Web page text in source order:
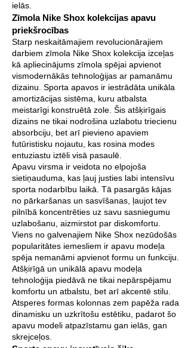
ielās.
Zīmola Nike Shox kolekcijas apavu
priekšrocības
Starp neskaitāmajiem revolucionārajiem
darbiem zīmola Nike Shox kolekcija izceļas
kā apliecinājums zīmola spējai apvienot
vismodernākās tehnoloģijas ar pamanāmu
dizainu. Sporta apavos ir iestrādāta unikāla
amortizācijas sistēma, kuru atbalsta
meistarīgi konstruētā zole. Šis atšķirīgais
dizains ne tikai nodrošina uzlabotu triecienu
absorbciju, bet arī pievieno apaviem
futūristisku nojautu, kas rosina modes
entuziastu iztēli visā pasaulē.
Apavu virsma ir veidota no elpojoša
sietiņauduma, kas ļauj justies labi intensīvu
sporta nodarbību laikā. Tā pasargās kājas
no pārkaršanas un sasvīšanas, ļaujot tev
pilnībā koncentrēties uz savu sasniegumu
uzlabošanu, aizmirstot par diskomfortu.
Viens no galvenajiem Nike Shox nezūdošās
popularitātes iemesliem ir apavu modeļa
spēja nemanāmi apvienot formu un funkciju.
Atšķirīgā un unikālā apavu modeļa
tehnoloģija piedāvā ne tikai nepārspējamu
komfortu un atbalstu, bet arī akcentē stilu.
Atsperes formas kolonnas zem papēža rada
dinamisku un uzkrītošu estētiku, padarot šo
apavu modeli atpazīstamu gan ielās, gan
skrejceļos.